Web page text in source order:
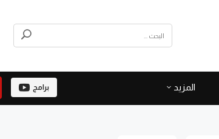
المزيد برامج